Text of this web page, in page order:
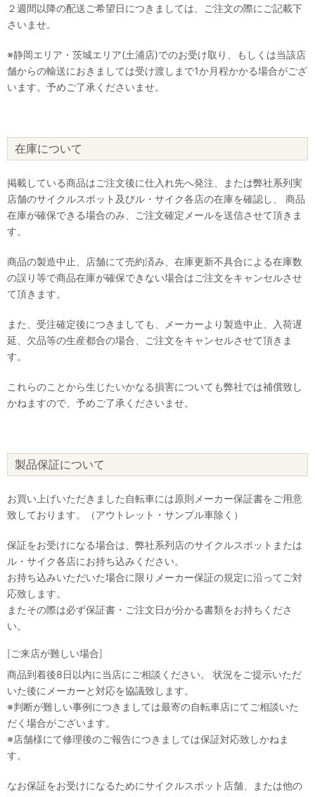
２週間以降の配送ご希望日につきましては、ご注文の際にご記載下
さいませ。
※静岡エリア・茨城エリア(土浦店)でのお受け取り、もしくは当該店
舗からの輸送におきましては受け渡しまで1か月程かかる場合がござ
います。予めご了承くださいませ。
在庫について
掲載している商品はご注文後に仕入れ先へ発注、または弊社系列実
店舗のサイクルスポット及びル・サイク各店の在庫を確認し、 商品
在庫が確保できる場合のみ、ご注文確定メールを送信させて頂きま
す。
商品の製造中止、店舗にて売約済み、在庫更新不具合による在庫数
の誤り等で商品在庫が確保できない場合はご注文をキャンセルさせ
て頂きます。
また、受注確定後につきましても、メーカーより製造中止、入荷遅
延、欠品等の生産都合の場合、ご注文をキャンセルさせて頂きま
す。
これらのことから生じたいかなる損害についても弊社では補償致し
かねますので、予めご了承くださいませ。
製品保証について
お買い上げいただきました自転車には原則メーカー保証書をご用意
致しております。（アウトレット・サンプル車除く）
保証をお受けになる場合は、弊社系列店のサイクルスポットまたは
ル・サイク各店にお持ち込みください。
お持ち込みいただいた場合に限りメーカー保証の規定に沿ってご対
応致します。
またその際は必ず保証書・ご注文日が分かる書類をお持ちくださ
い。
[ご来店が難しい場合]
商品到着後8日以内に当店にご相談ください。 状況をご提示いただ
いた後にメーカーと対応を協議致します。
※判断が難しい事例につきましては最寄の自転車店にてご相談いた
だく場合がございます。
※店舗様にて修理後のご報告につきましては保証対応致しかねま
す。
なお保証をお受けになるためにサイクルスポット店舗、または他の